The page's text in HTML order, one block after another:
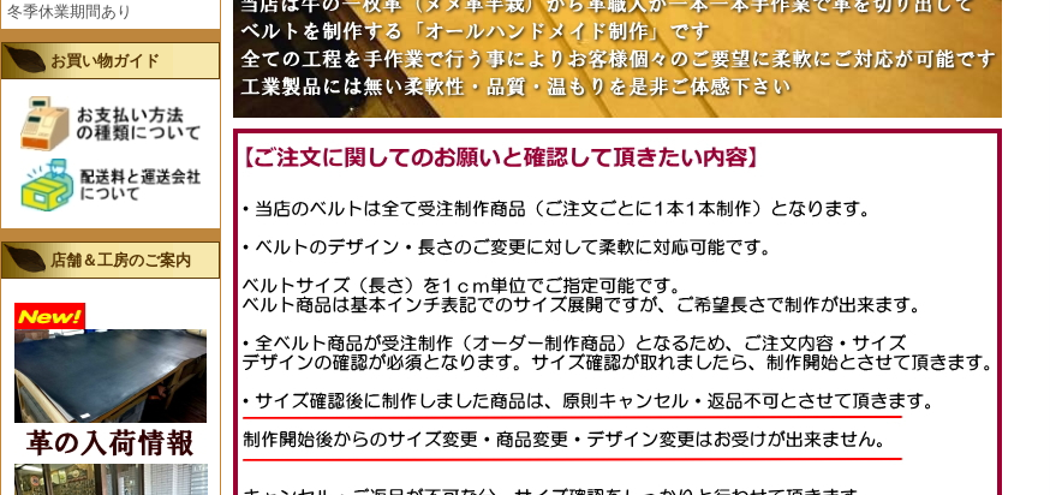
冬季休業期間あり
お買い物ガイド
店舗＆工房のご案内